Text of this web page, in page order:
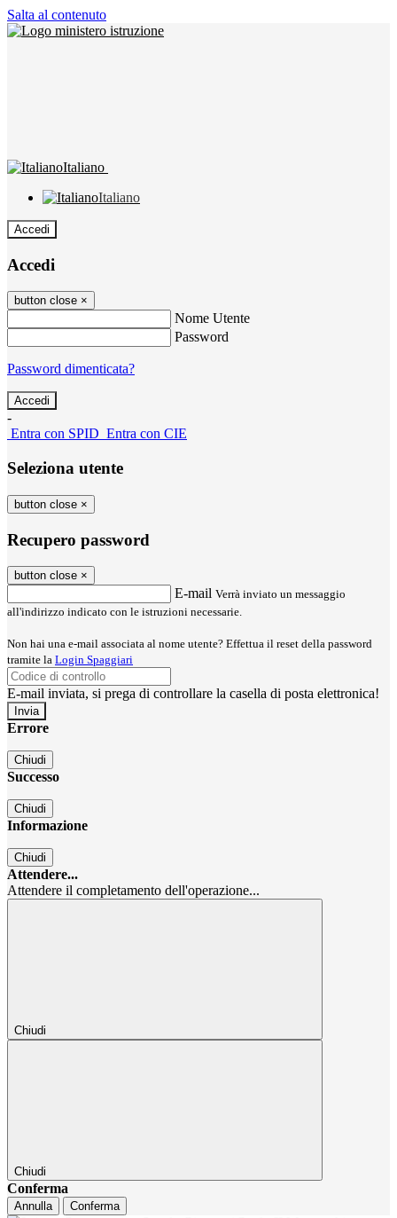
Salta al contenuto
Italiano
Italiano
Accedi
Accedi
button close ×
Nome Utente
Password
Password dimenticata?
-
Entra con SPID Entra con CIE
Seleziona utente
button close ×
Recupero password
button close ×
E-mail Verrà inviato un messaggio
all'indirizzo indicato con le istruzioni necessarie.
Non hai una e-mail associata al nome utente? Effettua il reset della password
tramite la Login Spaggiari
E-mail inviata, si prega di controllare la casella di posta elettronica!
Errore
Chiudi
Successo
Chiudi
Informazione
Chiudi
Attendere...
Attendere il completamento dell'operazione...
Chiudi
Chiudi
Conferma
Annulla Conferma